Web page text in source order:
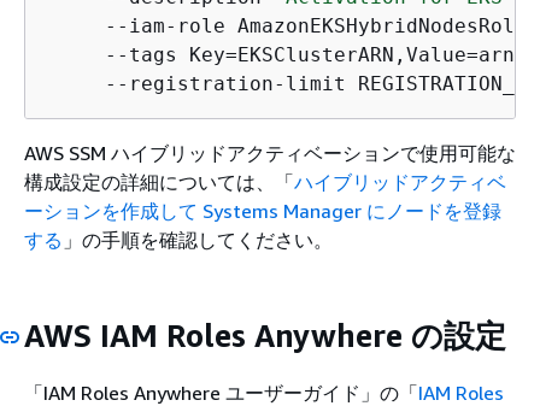
--iam-role AmazonEKSHybridNodesRole
--tags
--registration-limit
AWS SSM ハイブリッドアクティベーションで使用可能な
構成設定の詳細については、「ハイブリッドアクティベ
ーションを作成して Systems Manager にノードを登録
する 」の手順を確認してください。
AWS IAM Roles Anywhere の設定
「IAM Roles Anywhere ユーザーガイド」の「IAM Roles